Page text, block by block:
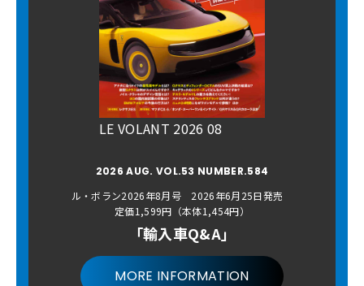
LE VOLANT 2026 08
2026 AUG. VOL.53 NUMBER.584
ル・ボラン2026年8月号 2026年6月25日発売
定価1,599円（本体1,454円）
「輸入車Q&A」
MORE INFORMATION